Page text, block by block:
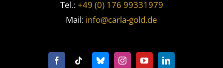
Tel.:+49 (0) 176 99331979
Mail: info@carla-gold.de